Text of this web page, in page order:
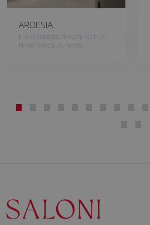
ARDESIA
EINGEFÄRBTES FEINSTEINZEUG,
FEINSTEINZEUG, WEISS